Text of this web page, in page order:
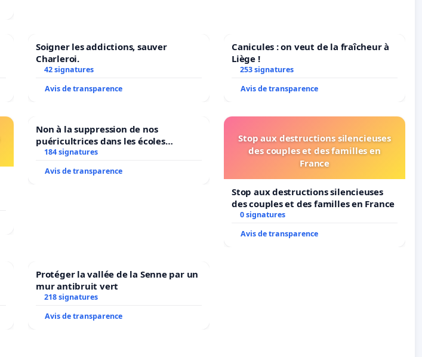
Soigner les addictions, sauver
Charleroi.
42 signatures
Avis de transparence
Canicules : on veut de la fraîcheur à
Liège !
253 signatures
Avis de transparence
Non à la suppression de nos
puéricultrices dans les écoles
communale de Flémalle !
184 signatures
Avis de transparence
Stop aux destructions silencieuses
des couples et des familles en
France
Stop aux destructions silencieuses
des couples et des familles en France
0 signatures
Avis de transparence
Protéger la vallée de la Senne par un
mur antibruit vert
218 signatures
Avis de transparence